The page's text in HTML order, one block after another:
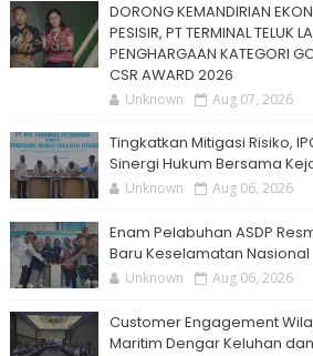
DORONG KEMANDIRIAN
PESISIR, PT TERMINAL TELUK
PENGHARGAAN KATEGORI
CSR AWARD 2026
Unknown Aug 07, 2026
Tingkatkan Mitigasi Risiko,
Sinergi Hukum Bersama
Unknown Aug 06, 2026
Enam Pelabuhan ASDP
Baru Keselamatan Nasional
Unknown Aug 06, 2026
Customer Engagement
Maritim Dengar Keluhan